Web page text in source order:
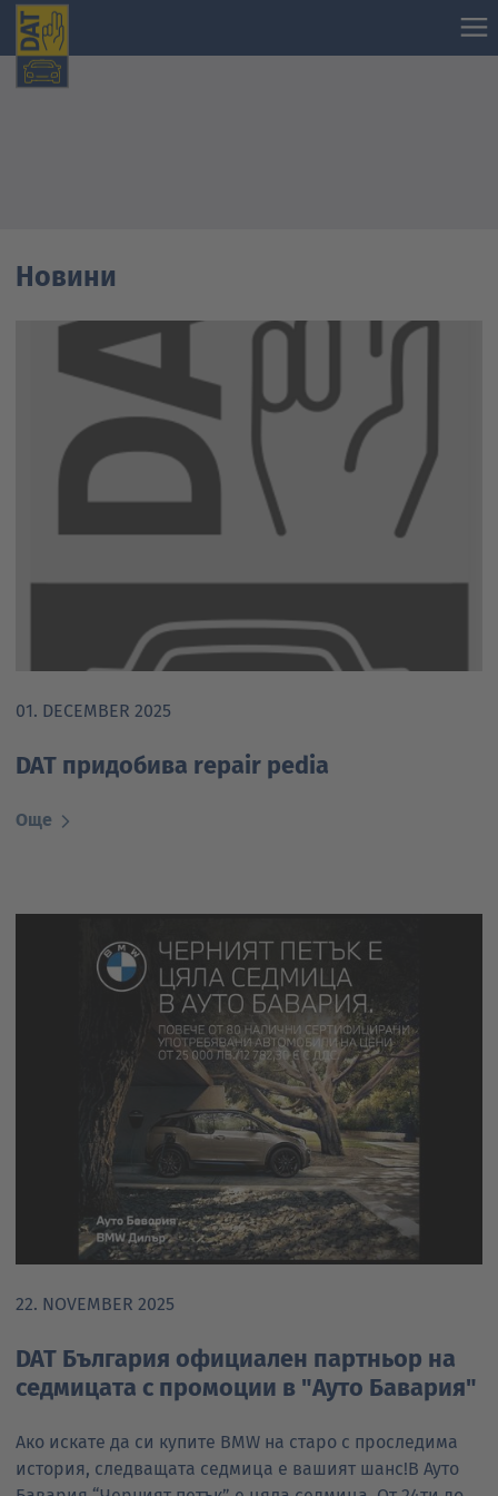
Новини
01. DECEMBER 2025
DAT придобива repair pedia
Още
22. NOVEMBER 2025
DAT България официален партньор на
седмицата с промоции в "Ауто Бавария"
Ако искате да си купите BMW на старо с проследима
история, следващата седмица е вашият шанс!В Ауто